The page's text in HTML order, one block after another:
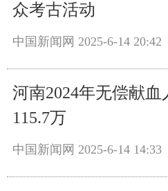
众考古活动
中国新闻网 2025-6-14 20:42
河南2024年无偿献血
115.7万
中国新闻网 2025-6-14 14:33